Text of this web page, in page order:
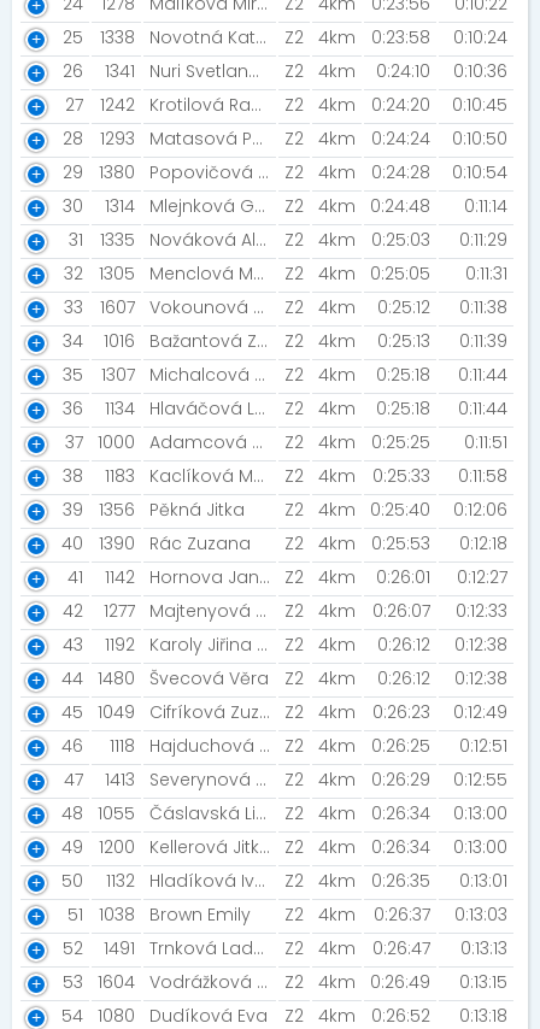
25
1338 Novotná Kateřina Z2 4km 0:23:58
0:10:24
26
1341 Nuri Svetlana [NN2024] Z2 4km 0:24:10
0:10:36
27
1242 Krotilová Radka [Šneci v běhu ] Z2 4km 0:24:20
0:10:45
28
1293 Matasová Petra [Hudcov] Z2 4km 0:24:24
0:10:50
29
1380 Popovičová Jarmila Z2 4km 0:24:28
0:10:54
30
1314 Mlejnková Gabriela Z2 4km 0:24:48
0:11:14
31
1335 Nováková Alena Z2 4km 0:25:03
0:11:29
32
1305 Menclová Monika [Night Run Team] Z2 4km 0:25:05
0:11:31
33
1607 Vokounová Marcela [Šneci] Z2 4km 0:25:12
0:11:38
34
1016 Bažantová Zuzana Z2 4km 0:25:13
0:11:39
35
1307 Michalcová Gabriela Z2 4km 0:25:18
0:11:44
36
1134 Hlaváčová Lucie Z2 4km 0:25:18
0:11:44
37 1000 Adamcová Petra Z2 4km 0:25:25
0:11:51
38
1183 Kaclíková Martina [INTERSPORT] Z2 4km 0:25:33
0:11:58
39
1356 Pěkná Jitka Z2 4km 0:25:40
0:12:06
40
1390 Rác Zuzana Z2 4km 0:25:53
0:12:18
41
1142 Hornova Jana [MIZUNO TEAM] Z2 4km 0:26:01
0:12:27
42
1277 Majtenyová Eva Z2 4km 0:26:07
0:12:33
43
1192 Karoly Jiřina [Prostě běž!] Z2 4km 0:26:12
0:12:38
44 1480 Švecová Věra Z2 4km 0:26:12
0:12:38
45
1049 Cifríková Zuzana Z2 4km 0:26:23
0:12:49
46
1118 Hajduchová Jana Z2 4km 0:26:25
0:12:51
47
1413 Severynová Viktoria Z2 4km 0:26:29
0:12:55
48
1055 Čáslavská Linda [ŠBV] Z2 4km 0:26:34
0:13:00
49
1200 Kellerová Jitka [ŠBV] Z2 4km 0:26:34
0:13:00
50
1132 Hladíková Iva [ŠBV] Z2 4km 0:26:35
0:13:01
51
1038 Brown Emily Z2 4km 0:26:37
0:13:03
52
1491 Trnková Lada [ŠBV] Z2 4km 0:26:47
0:13:13
53
1604 Vodrážková Petra Z2 4km 0:26:49
0:13:15
54 1080 Dudíková Eva Z2 4km 0:26:52
0:13:18